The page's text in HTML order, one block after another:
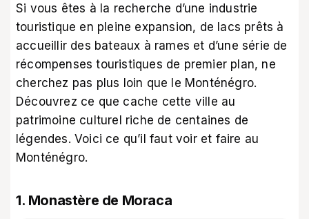
Si vous êtes à la recherche d’une industrie
touristique en pleine expansion, de lacs prêts à
accueillir des bateaux à rames et d’une série de
récompenses touristiques de premier plan, ne
cherchez pas plus loin que le Monténégro.
Découvrez ce que cache cette ville au
patrimoine culturel riche de centaines de
légendes. Voici ce qu’il faut voir et faire au
Monténégro.
1. Monastère de Moraca